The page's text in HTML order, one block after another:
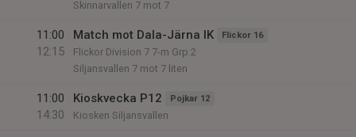
Skinnarvallen 7 mot 7
11:00
12:15
Match mot Dala-Järna IK Flickor 16
Flickor Division 7 7-m Grp.2
Siljansvallen 7 mot 7 liten
11:00
14:30
Kioskvecka P12 Pojkar 12
Kiosken Siljansvallen